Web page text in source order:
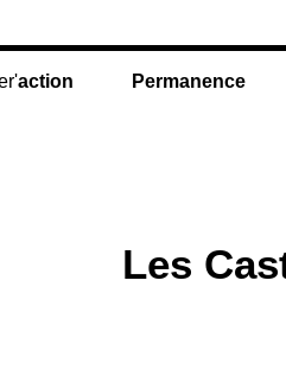
action Permanence
Les